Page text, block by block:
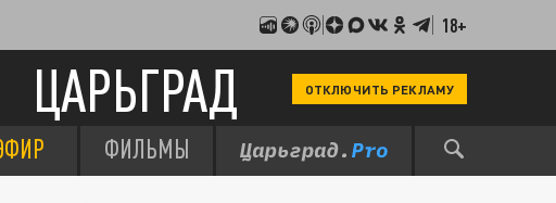
18+
ЦАРЬГРАД ОТКЛЮЧИТЬ РЕКЛАМУ
ФИЛЬМЫ